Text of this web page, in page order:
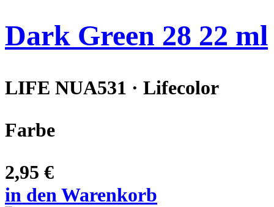
Dark Green 28 22 ml
LIFE NUA531 · Lifecolor
Farbe
2,95 €
in den Warenkorb